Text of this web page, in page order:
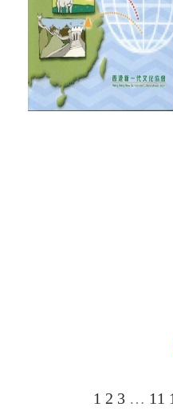
1 2 3 … 11